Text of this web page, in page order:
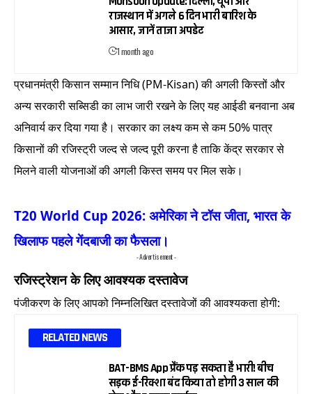
राजस्थान में अगले 6 दिन भारी बारिश के
आसार, जानें ताजा अपडेट
1 month ago
प्रधानमंत्री किसान सम्मान निधि (PM-Kisan) की अगली किस्तों और
अन्य सरकारी सब्सिडी का लाभ जारी रखने के लिए यह आईडी बनवाना अब
अनिवार्य कर दिया गया है। सरकार का लक्ष्य कम से कम 50% पात्र
किसानों की रजिस्ट्री जल्द से जल्द पूरी करना है ताकि केंद्र सरकार से
मिलने वाली योजनाओं की अगली किस्त समय पर मिल सके।
T20 World Cup 2026: अमेरिका ने टॉस जीता, भारत के
खिलाफ पहले गेंदबाजी का फैसला।
- Advertisement -
रजिस्ट्रेशन के लिए आवश्यक दस्तावेज
पंजीकरण के लिए आपको निम्नलिखित दस्तावेजों की आवश्यकता होगी:
RELATED NEWS
BAT-BMS App प्रैंक पड़ सकता है भारी! बीच
सड़क ई-रिक्शा बंद किया तो होगी 3 साल की